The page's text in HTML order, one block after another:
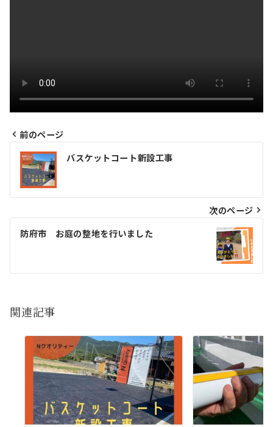
投
稿
ナ
ビ
ゲ
シ
ン
前のページ
バスケットコート新設工事
次のページ
防府市 お庭の整地を行いました
関連記事